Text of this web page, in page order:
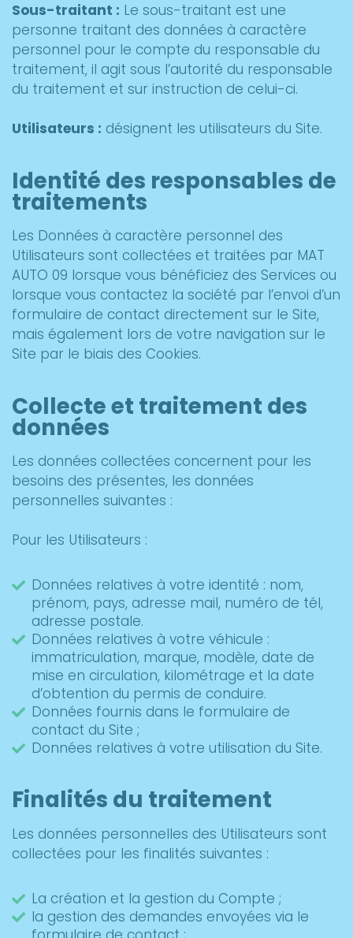
Sous-traitant : Le sous-traitant est une
personne traitant des données à caractère
personnel pour le compte du responsable du
traitement, il agit sous l’autorité du responsable
du traitement et sur instruction de celui-ci.
Utilisateurs : désignent les utilisateurs du Site.
Identité des responsables de
traitements
Les Données à caractère personnel des
Utilisateurs sont collectées et traitées par MAT
AUTO 09 lorsque vous bénéficiez des Services ou
lorsque vous contactez la société par l’envoi d’un
formulaire de contact directement sur le Site,
mais également lors de votre navigation sur le
Site par le biais des Cookies.
Collecte et traitement des
données
Les données collectées concernent pour les
besoins des présentes, les données
personnelles suivantes :
Pour les Utilisateurs :
Données relatives à votre identité : nom,
prénom, pays, adresse mail, numéro de tél,
adresse postale.
Données relatives à votre véhicule :
immatriculation, marque, modèle, date de
mise en circulation, kilométrage et la date
d’obtention du permis de conduire.
Données fournis dans le formulaire de
contact du Site ;
Données relatives à votre utilisation du Site.
Finalités du traitement
Les données personnelles des Utilisateurs sont
collectées pour les finalités suivantes :
La création et la gestion du Compte ;
la gestion des demandes envoyées via le